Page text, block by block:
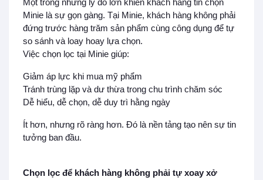
Một trong những lý do lớn khiến khách hàng tin chọn
Minie là sự gọn gàng. Tại Minie, khách hàng không phải
đứng trước hàng trăm sản phẩm cùng công dụng để tự
so sánh và loay hoay lựa chọn.
Việc chọn lọc tại Minie giúp:
Giảm áp lực khi mua mỹ phẩm
Tránh trùng lặp và dư thừa trong chu trình chăm sóc
Dễ hiểu, dễ chọn, dễ duy trì hằng ngày
Ít hơn, nhưng rõ ràng hơn. Đó là nền tảng tạo nên sự tin
tưởng ban đầu.
Chọn lọc để khách hàng không phải tự xoay xở